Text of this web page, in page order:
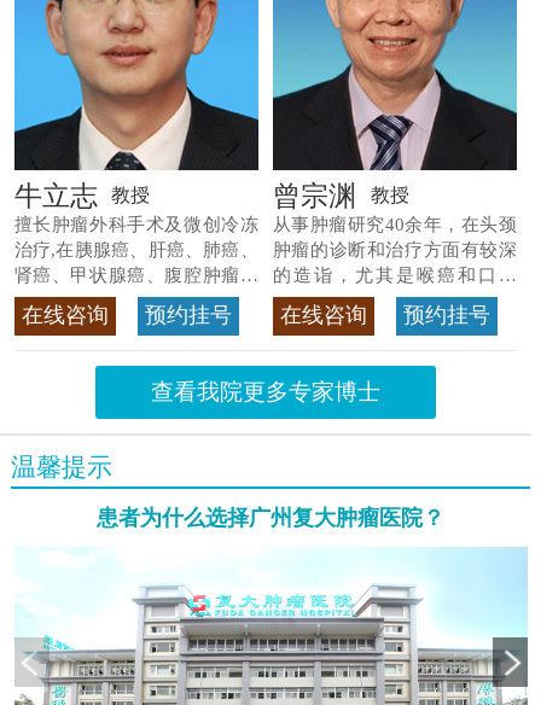
牛立志 教授
擅长肿瘤外科手术及微创冷冻
治疗,在胰腺癌、肝癌、肺癌、
肾癌、甲状腺癌、腹腔肿瘤等
>>查看专家详情
在线咨询 预约挂号
曾宗渊 教授
从事肿瘤研究40余年，在头颈
肿瘤的诊断和治疗方面有较深
的造诣，尤其是喉癌和口腔
癌，迄今仍是广东喉癌单病种
首席专家>>查看专家详情
在线咨询 预约挂号
查看我院更多专家博士
温馨提示
患者为什么选择广州复大肿瘤医院？